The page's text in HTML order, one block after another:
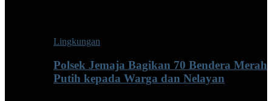
Lingkungan
Polsek Jemaja Bagikan 70 Bendera Merah
Putih kepada Warga dan Nelayan